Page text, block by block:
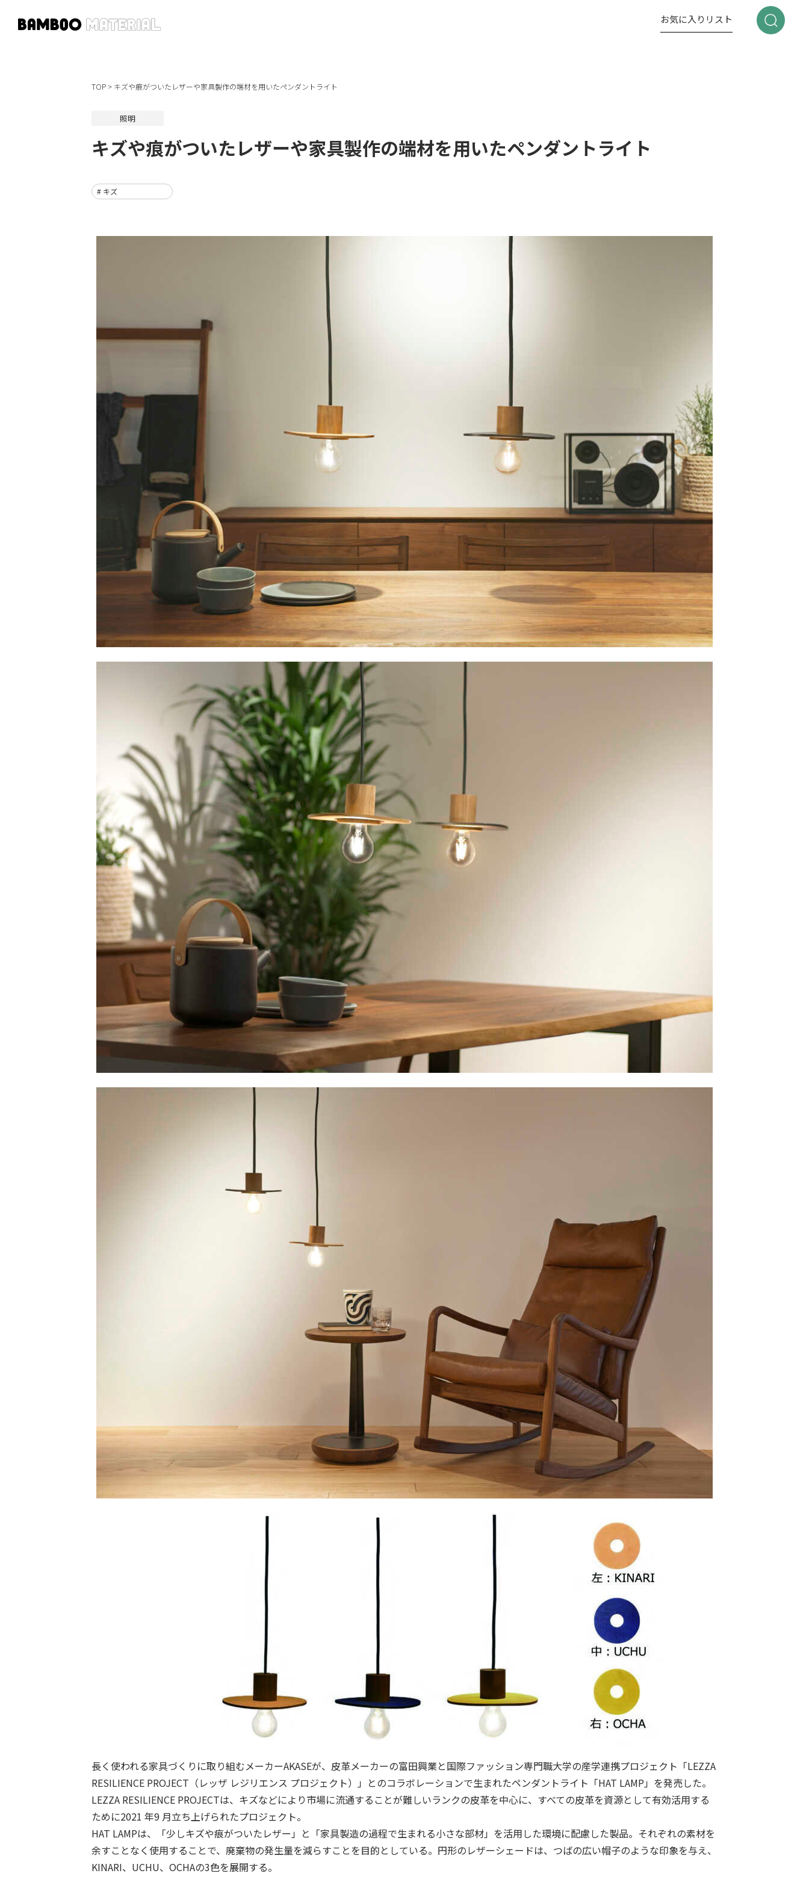
お気に入り リスト
TOP > キズや痕がついたレザーや家具製作の端材を用いたペンダントライト
照明
キズや痕がついたレザーや家具製作の端材を用いたペンダントライト
# キズ
長く使われる家具づくりに取り組むメーカーAKASEが、皮革メーカーの富田興業と国際ファッション専門職大学の産学連携プロジェクト「LEZZA
RESILIENCE PROJECT（レッザ レジリエンス プロジェクト）」とのコラボレーションで生まれたペンダントライト「HAT LAMP」を発売した。
LEZZA RESILIENCE PROJECTは、キズなどにより市場に流通することが難しいランクの皮革を中心に、すべての皮革を資源として有効活用する
ために2021 年9 月立ち上げられたプロジェクト。
HAT LAMPは、「少しキズや痕がついたレザー」と「家具製造の過程で生まれる小さな部材」を活用した環境に配慮した製品。それぞれの素材を
余すことなく使用することで、廃棄物の発生量を減らすことを目的としている。円形のレザーシェードは、つばの広い帽子のような印象を与え、
KINARI、UCHU、OCHAの3色を展開する。